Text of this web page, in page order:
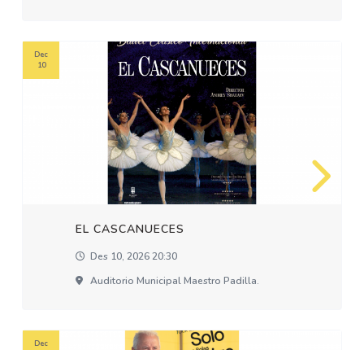
EL CASCANUECES
Des 10, 2026 20:30
Auditorio Municipal Maestro Padilla.
Dec
10
Dec